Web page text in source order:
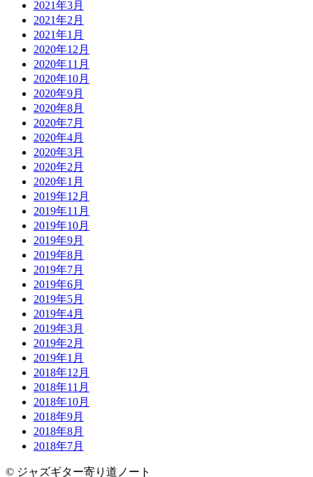
2021年3月
2021年2月
2021年1月
2020年12月
2020年11月
2020年10月
2020年9月
2020年8月
2020年7月
2020年4月
2020年3月
2020年2月
2020年1月
2019年12月
2019年11月
2019年10月
2019年9月
2019年8月
2019年7月
2019年6月
2019年5月
2019年4月
2019年3月
2019年2月
2019年1月
2018年12月
2018年11月
2018年10月
2018年9月
2018年8月
2018年7月
© ジャズギター寄り道ノート